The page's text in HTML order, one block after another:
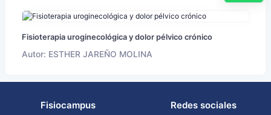
Fisioterapia uroginecológica y dolor pélvico crónico
Autor: ESTHER JAREÑO MOLINA
Fisiocampus Redes sociales